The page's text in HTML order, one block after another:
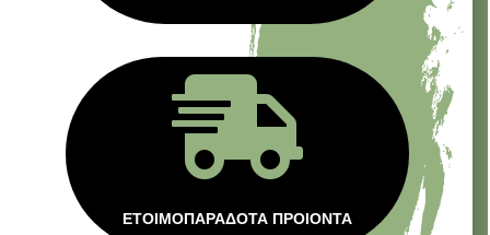

ΕΤΟΙΜΟΠΑΡΑΔΟΤΑ ΠΡΟΙΟΝΤΑ